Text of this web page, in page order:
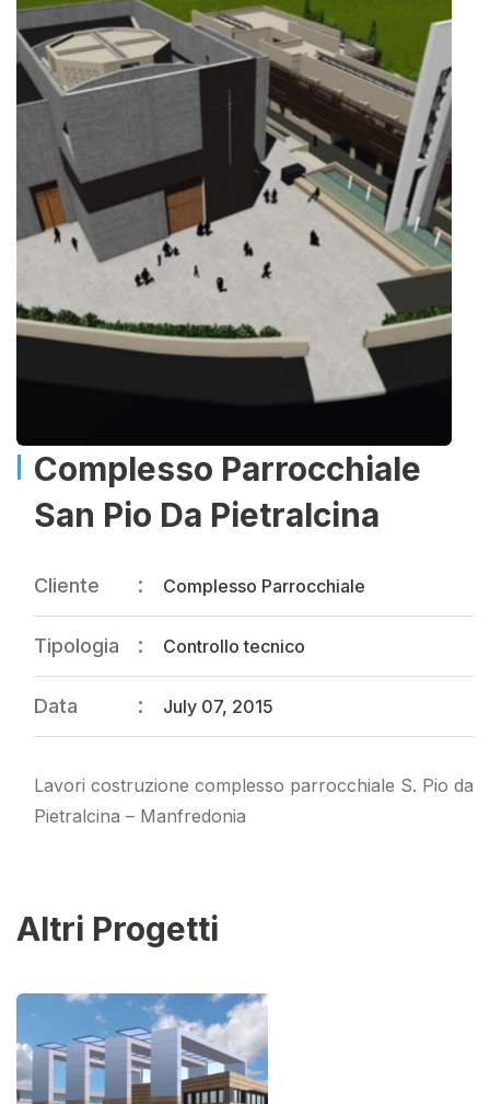
Complesso Parrocchiale
San Pio Da Pietralcina
Cliente Complesso Parrocchiale
Tipologia Controllo tecnico
Data July 07, 2015
Lavori costruzione complesso parrocchiale S. Pio da
Pietralcina – Manfredonia
Altri Progetti